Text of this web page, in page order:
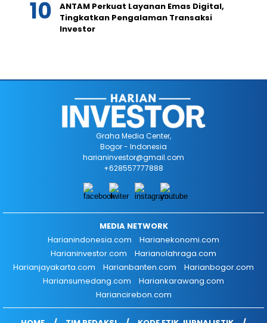
ANTAM Perkuat Layanan Emas Digital,
Tingkatkan Pengalaman Transaksi
Investor
Graha Media Center,
Bogor - Indonesia
harianinvestor@gmail.com
+628557777888
MEDIA NETWORK
Harianindonesia.com
Harianekonomi.com
Harianinvestor.com
Harianolahraga.com
Harianjayakarta.com
Harianbanten.com
Harianbogor.com
Hariansumedang.com
Hariankarawang.com
Hariancirebon.com